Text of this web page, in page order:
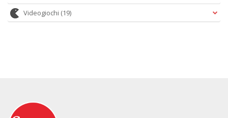
Videogiochi (19)